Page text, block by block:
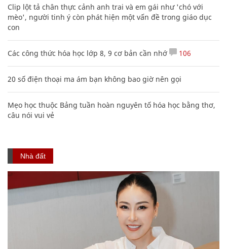
Clip lột tả chân thực cảnh anh trai và em gái như 'chó với
mèo', người tinh ý còn phát hiện một vấn đề trong giáo dục
con
Các công thức hóa học lớp 8, 9 cơ bản cần nhớ 106
20 số điện thoại ma ám bạn không bao giờ nên gọi
Mẹo học thuộc Bảng tuần hoàn nguyên tố hóa học bằng thơ,
câu nói vui vẻ
Nhà đất